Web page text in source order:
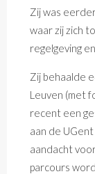
Zij was
waar zij zich
regelgeving
Zij behaalde
Leuven (met
recent een
aan de UGent
aandacht
parcours